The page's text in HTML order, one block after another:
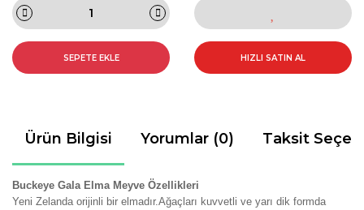
SEPETE EKLE HIZLI SATIN AL
Ürün Bilgisi Yorumlar (0) Taksit
Buckeye Gala Elma Meyve Özellikleri
Yeni Zelanda orijinli bir elmadır.Ağaçları kuvvetli ve yarı dik formda